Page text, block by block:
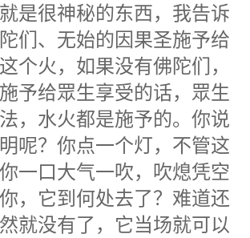
是很神秘的东西，我告诉
们、无始的因果圣施予给
个火，如果没有佛陀们，
予给眾生享受的话，眾生
，水火都是施予的。你说
呢？你点一个灯，不管这
一口大气一吹，吹熄凭空
，它到何处去了？难道还
就没有了，它当场就可以